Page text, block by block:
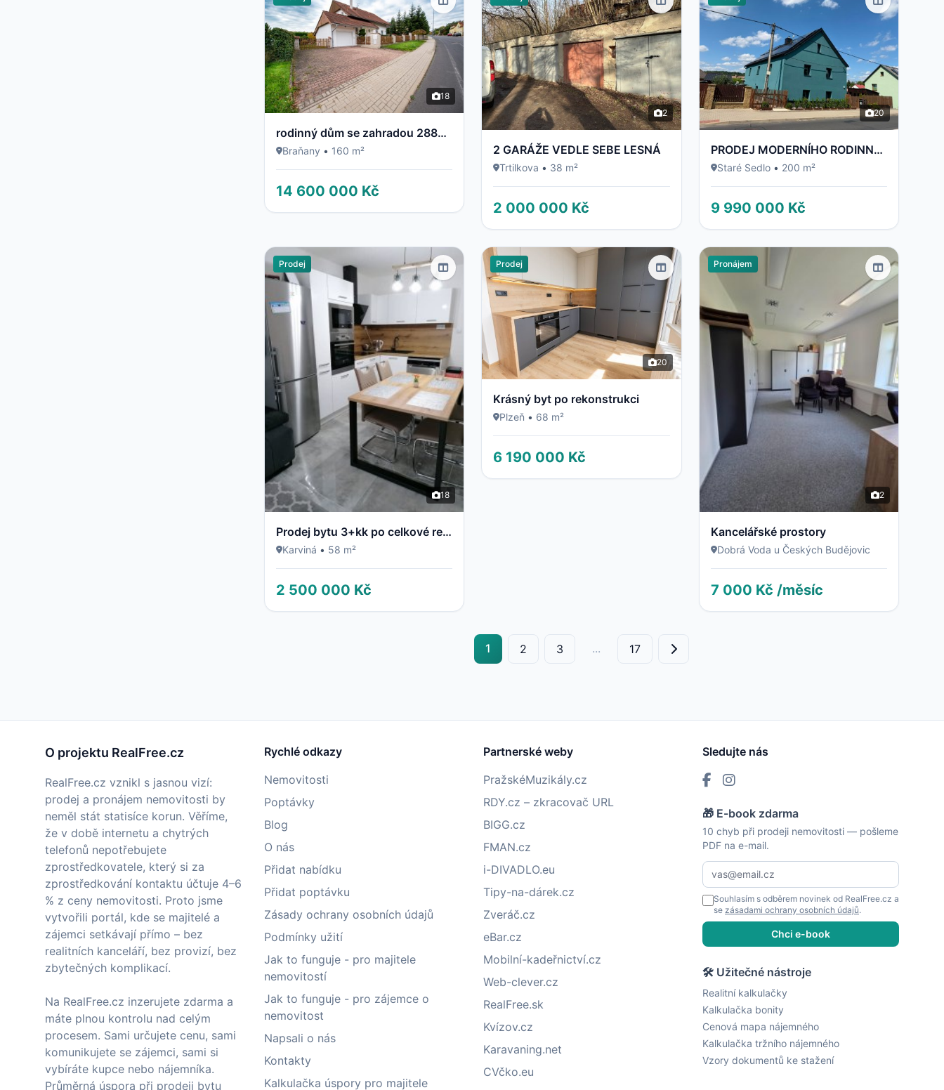
18
rodinný dům se zahradou 2883m2
Braňany • 160 m²
14 600 000 Kč
2
2 GARÁŽE VEDLE SEBE LESNÁ
Trtilkova • 38 m²
2 000 000 Kč
20
PRODEJ MODERNÍHO RODINNÉHO DOMU 5+KK | 200 m² | PO KOMPLETNÍ REKONSTRUKCI | POZEMEK 700 m² | STARÉ S
Staré Sedlo • 200 m²
9 990 000 Kč
Prodej
18
Prodej bytu 3+kk po celkové rekonstrukci
Karviná • 58 m²
2 500 000 Kč
Prodej
20
Krásný byt po rekonstrukci
Plzeň • 68 m²
6 190 000 Kč
Pronájem
2
Kancelářské prostory
Dobrá Voda u Českých Budějovic
7 000 Kč /měsíc
1 2 3 ... 17
O projektu RealFree.cz
RealFree.cz vznikl s jasnou vizí:
prodej a pronájem nemovitosti by
neměl stát statisíce korun. Věříme,
že v době internetu a chytrých
telefonů nepotřebujete
zprostředkovatele, který si za
zprostředkování kontaktu účtuje 4–6
% z ceny nemovitosti. Proto jsme
vytvořili portál, kde se majitelé a
zájemci setkávají přímo – bez
realitních kanceláří, bez provizí, bez
zbytečných komplikací.
Na RealFree.cz inzerujete zdarma a
máte plnou kontrolu nad celým
procesem. Sami určujete cenu, sami
komunikujete se zájemci, sami si
vybíráte kupce nebo nájemníka.
Průměrná úspora při prodeji bytu
Rychlé odkazy
Nemovitosti
Poptávky
Blog
O nás
Přidat nabídku
Přidat poptávku
Zásady ochrany osobních údajů
Podmínky užití
Jak to funguje - pro majitele
nemovitostí
Jak to funguje - pro zájemce o
nemovitost
Napsali o nás
Kontakty
Kalkulačka úspory pro majitele
Partnerské weby
PražskéMuzikály.cz
RDY.cz – zkracovač URL
BIGG.cz
FMAN.cz
i-DIVADLO.eu
Tipy-na-dárek.cz
Zveráč.cz
eBar.cz
Mobilní-kadeřnictví.cz
Web-clever.cz
RealFree.sk
Kvízov.cz
Karavaning.net
CVčko.eu
Sledujte nás
🎁 E-book zdarma
10 chyb při prodeji nemovitosti — pošleme
PDF na e-mail.
Souhlasím s odběrem novinek od RealFree.cz a
se zásadami ochrany osobních údajů.
Chci e-book
🛠 Užitečné nástroje
Realitní kalkulačky
Kalkulačka bonity
Cenová mapa nájemného
Kalkulačka tržního nájemného
Vzory dokumentů ke stažení